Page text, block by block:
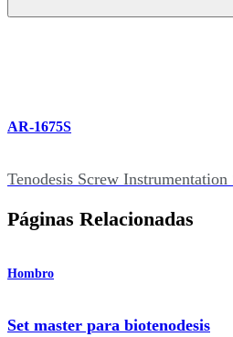
AR-1675S
Tenodesis Screw Instrumentation
Páginas Relacionadas
Hombro
Set master para biotenodesis